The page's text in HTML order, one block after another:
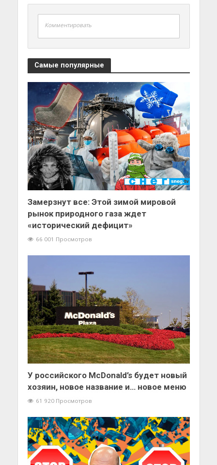
Комментировать
Самые популярные
Замерзнут все: Этой зимой мировой
рынок природного газа ждет
«исторический дефицит»
66 001 Просмотров
У российского McDonald’s будет новый
хозяин, новое название и… новое меню
61 920 Просмотров